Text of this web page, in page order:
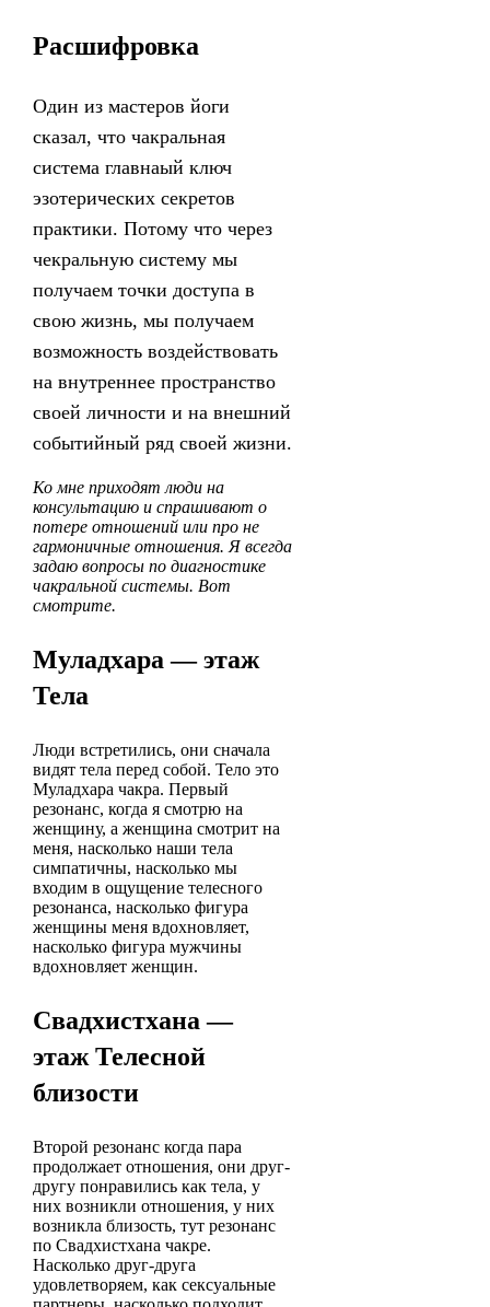
Расшифровка
Один из мастеров йоги
сказал, что чакральная
система главнаый ключ
эзотерических секретов
практики. Потому что через
чекральную систему мы
получаем точки доступа в
свою жизнь, мы получаем
возможность воздействовать
на внутреннее пространство
своей личности и на внешний
событийный ряд своей жизни.
Ко мне приходят люди на
консультацию и спрашивают о
потере отношений или про не
гармоничные отношения. Я всегда
задаю вопросы по диагностике
чакральной системы. Вот
смотрите.
Муладхара — этаж
Тела
Люди встретились, они сначала
видят тела перед собой. Тело это
Муладхара чакра. Первый
резонанс, когда я смотрю на
женщину, а женщина смотрит на
меня, насколько наши тела
симпатичны, насколько мы
входим в ощущение телесного
резонанса, насколько фигура
женщины меня вдохновляет,
насколько фигура мужчины
вдохновляет женщин.
Свадхистхана —
этаж Телесной
близости
Второй резонанс когда пара
продолжает отношения, они друг-
другу понравились как тела, у
них возникли отношения, у них
возникла близость, тут резонанс
по Свадхистхана чакре.
Насколько друг-друга
удовлетворяем, как сексуальные